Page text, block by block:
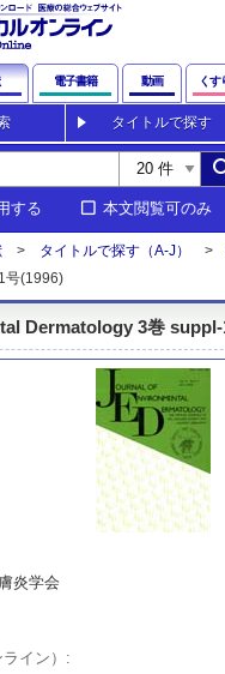
電子書籍 動画 くす
タイトルで探す
する 本文閲覧可のみ
タイトルで探す（A-J）
号(1996)
Dermatology 3巻 suppl-
炎学会
イン）